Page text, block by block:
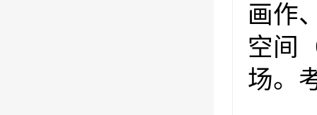
画作
空间
场。